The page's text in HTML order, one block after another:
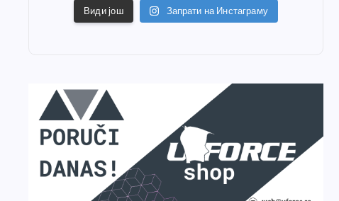
Види још Запрати на Инстаграму